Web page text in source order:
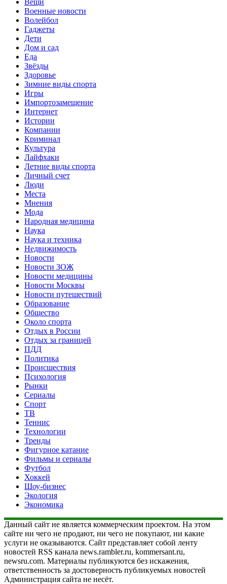
Военные новости
Волейбол
Гаджеты
Дети
Дом и сад
Еда
Звёзды
Здоровье
Зимние виды спорта
Игры
Импортозамещение
Интернет
Истории
Компании
Криминал
Культура
Лайфхаки
Летние виды спорта
Личный счет
Люди
Места
Мнения
Мода
Народная медицина
Наука
Наука и техника
Недвижимость
Новости
Новости ЗОЖ
Новости медицины
Новости Москвы
Новости путешествий
Образование
Общество
Около спорта
Отдых в России
Отдых за границей
ПДД
Политика
Происшествия
Психология
Рынки
Сериалы
Спорт
ТВ
Теннис
Технологии
Тренды
Фигурное катание
Фильмы и сериалы
Футбол
Хоккей
Шоу-бизнес
Экология
Экономика
Данный сайт не является коммерческим проектом. На этом
сайте ни чего не продают, ни чего не покупают, ни какие
услуги не оказываются. Сайт представляет собой ленту
новостей RSS канала news.rambler.ru, kommersant.ru,
newsru.com. Материалы публикуются без искажения,
ответственность за достоверность публикуемых новостей
Администрация сайта не несёт.